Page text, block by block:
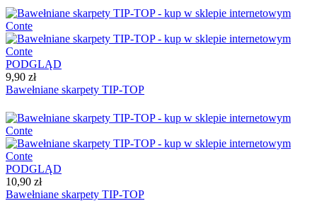
PODGLĄD
9,90 zł
Bawełniane skarpety TIP-TOP
PODGLĄD
10,90 zł
Bawełniane skarpety TIP-TOP